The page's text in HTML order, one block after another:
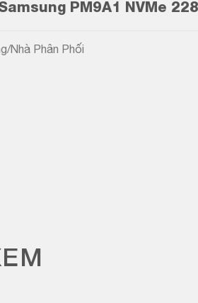
PM9A1 NVMe
Nhà Phân Phối